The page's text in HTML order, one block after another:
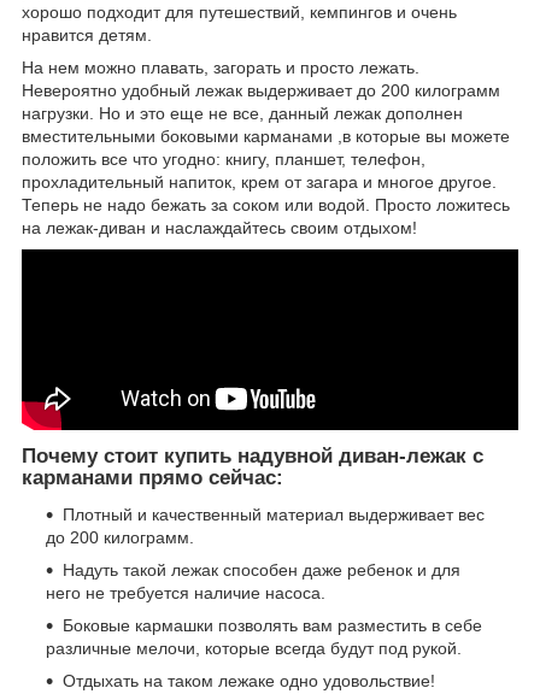
хорошо подходит для путешествий, кемпингов и очень
нравится детям.
На нем можно плавать, загорать и просто лежать.
Невероятно удобный лежак выдерживает до 200 килограмм
нагрузки. Но и это еще не все, данный лежак дополнен
вместительными боковыми карманами ,в которые вы можете
положить все что угодно: книгу, планшет, телефон,
прохладительный напиток, крем от загара и многое другое.
Теперь не надо бежать за соком или водой. Просто ложитесь
на лежак-диван и наслаждайтесь своим отдыхом!
Почему стоит купить надувной диван-лежак с
карманами прямо сейчас:
Плотный и качественный материал выдерживает вес
до 200 килограмм.
Надуть такой лежак способен даже ребенок и для
него не требуется наличие насоса.
Боковые кармашки позволять вам разместить в себе
различные мелочи, которые всегда будут под рукой.
Отдыхать на таком лежаке одно удовольствие!